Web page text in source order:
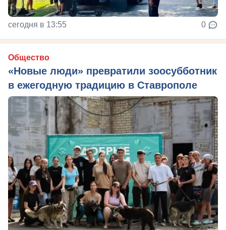
сегодня в 13:55 0
Общество
«Новые люди» превратили зоосубботник
в ежегодную традицию в Ставрополе